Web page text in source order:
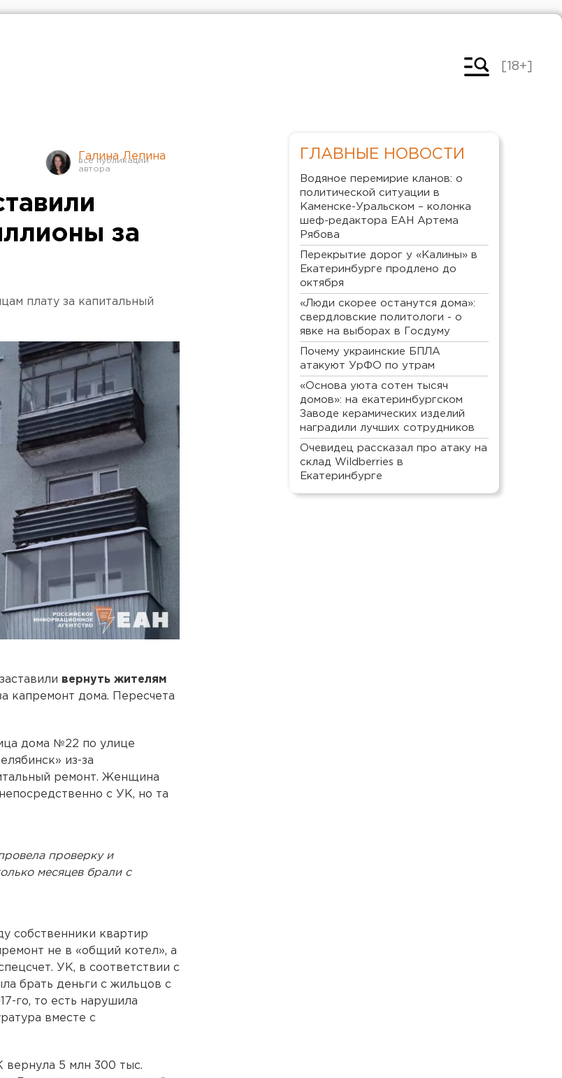
[18+]
Галина Лепина
за
плату за капитальный
вернуть жителям
капремонт дома. Пересчета
дома №22 по улице
из-за
ремонт. Женщина
с УК, но та
проверку и
месяцев брали с
собственники квартир
не в «общий котел», а
УК, в соответствии с
брать деньги с жильцов с
го, то есть нарушила
вместе с
вернула 5 млн 300 тыс.
ГЛАВНЫЕ НОВОСТИ
Водяное перемирие кланов: о
политической ситуации в
Каменске-Уральском – колонка
шеф-редактора ЕАН Артема
Рябова
Перекрытие дорог у «Калины» в
Екатеринбурге продлено до
октября
«Люди скорее останутся дома»:
свердловские политологи - о
явке на выборах в Госдуму
Почему украинские БПЛА
атакуют УрФО по утрам
«Основа уюта сотен тысяч
домов»: на екатеринбургском
Заводе керамических изделий
наградили лучших сотрудников
Очевидец рассказал про атаку на
склад Wildberries в
Екатеринбурге